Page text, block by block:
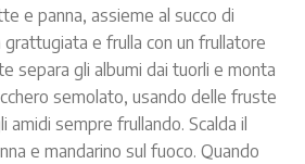
e panna, assieme al succo di
grattugiata e frulla con un frullatore
separa gli albumi dai tuorli e monta
semolato, usando delle fruste
amidi sempre frullando. Scalda il
e mandarino sul fuoco. Quando